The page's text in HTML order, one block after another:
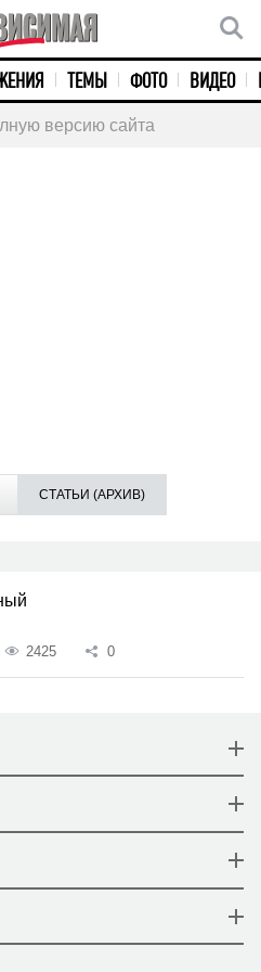
ТЕМЫ ФОТО ВИДЕО
версию сайта
СТАТЬИ (АРХИВ)
2425 0